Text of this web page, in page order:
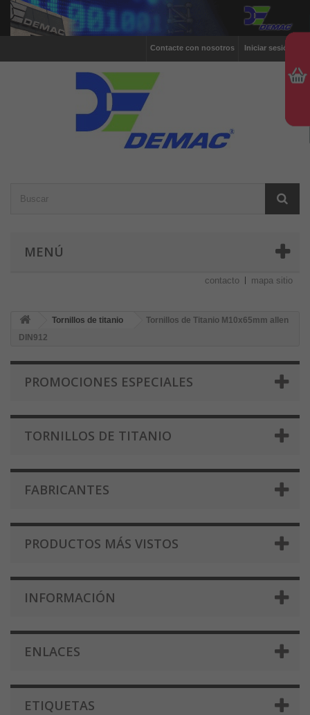
Iniciar sesión
Contacte con nosotros
MENÚ
contacto mapa sitio
Tornillos de titanio
Tornillos de Titanio M10x65mm allen
DIN912
PROMOCIONES ESPECIALES
TORNILLOS DE TITANIO
FABRICANTES
PRODUCTOS MÁS VISTOS
INFORMACIÓN
ENLACES
ETIQUETAS